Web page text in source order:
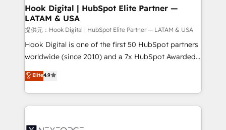
Revenue Operations - Inbound Marketing -
Outbound Marketing - HubSpot CMS Website
Design & Development We empower our clients to
reach their full potential by providing transparent,
relationship-driven support. With over 300 HubSpot
technical know-how and strategic guidance you
need to succeed.
Hook Digital | HubSpot Elite Partner —
LATAM & USA
提供元：Hook Digital | HubSpot Elite Partner — LATAM & USA
Hook Digital is one of the first 50 HubSpot partners
worldwide (since 2010) and a 7x HubSpot Awarded
Elite Partner. With 500+ projects across the U.S.,
Brazil, and LATAM, we combine global expertise with
regional experience. Today, we are Brazil’s largest
HubSpot Elite Partner—trusted by companies across
Elite4.9